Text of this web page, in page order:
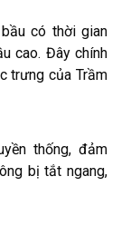
có thời gian
cao. Đây chính
trưng của Trầm
thống, đảm
bị tắt ngang,